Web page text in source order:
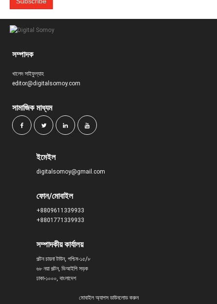
সম্পাদক
খালেদ সাইফুল্যাহ
editor@digitalsomoy.com
সামাজিক মাধ্যম
ইমেইল
digitalsomoy@gmail.com
ফোন/মোবাইল
+8809611339933
+8801771339933
সম্পাদকীয় কার্যালয়
পল্টন চায়না টাউন, পশ্চিম-১৫/৮
৬৮ নয়া পল্টন, ভিআইপি সড়ক
ঢাকা-১০০০, বাংলাদেশ
মোবাইল অ্যাপস ডাউনলোড করুন